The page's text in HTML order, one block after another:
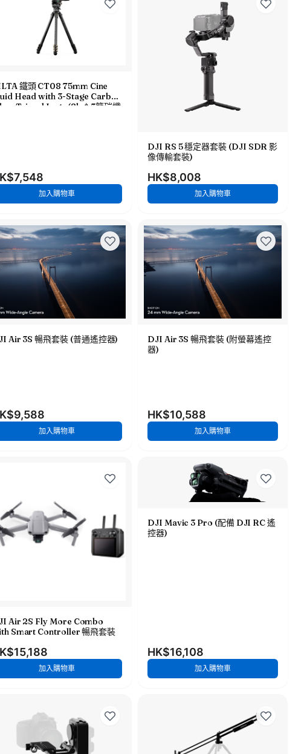
鐵頭 CT08 75mm Cine
Head with 3-Stage Carbon
Tripod Legs (8kg) 3節碳纖
加入購物車
DJI RS 5 穩定器套裝 (DJI SDR 影
像傳輸套裝)
HK$8,008
加入購物車
Air 3S 暢飛套裝 (普通遙控器)
加入購物車
DJI Air 3S 暢飛套裝 (附螢幕遙控
器)
HK$10,588
加入購物車
Air 2S Fly More Combo
Smart Controller 暢飛套裝
加入購物車
DJI Mavic 3 Pro (配備 DJI RC 遙
控器)
HK$16,108
加入購物車